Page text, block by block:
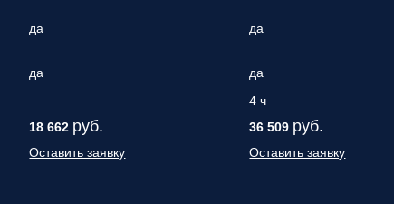
да да
да да
4 ч
18 662 руб. 36 509 руб.
Оставить заявку Оставить заявку